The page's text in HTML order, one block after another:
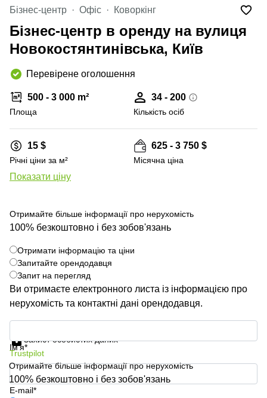
Бізнес-центр Офіс Коворкінг
Бізнес-центр в оренду на вулиця
Новокостянтинівська, Київ
Перевірене оголошення
500 - 3 000 m²
Площа
34 - 200
Кількість осіб
15 $
Річні ціни за м²
Показати ціну
625 - 3 750 $
Місячна ціна
Отримайте більше інформації про нерухомість
100% безкоштовно і без зобов'язань
Отримати інформацію та ціни
Запитайте орендодавця
Запит на перегляд
Ви отримаєте електронного листа із інформацією про
нерухомість та контактні дані орендодавця.
Ім'я*
E-mail*
Захист особистих даних
Trustpilot
Отримайте більше інформації про нерухомість
100% безкоштовно і без зобов'язань